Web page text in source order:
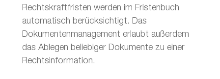
Rechtskraftfristen werden im Fristenbuch
automatisch berücksichtigt. Das
Dokumentenmanagement erlaubt außerdem
das Ablegen beliebiger Dokumente zu einer
Rechtsinformation.